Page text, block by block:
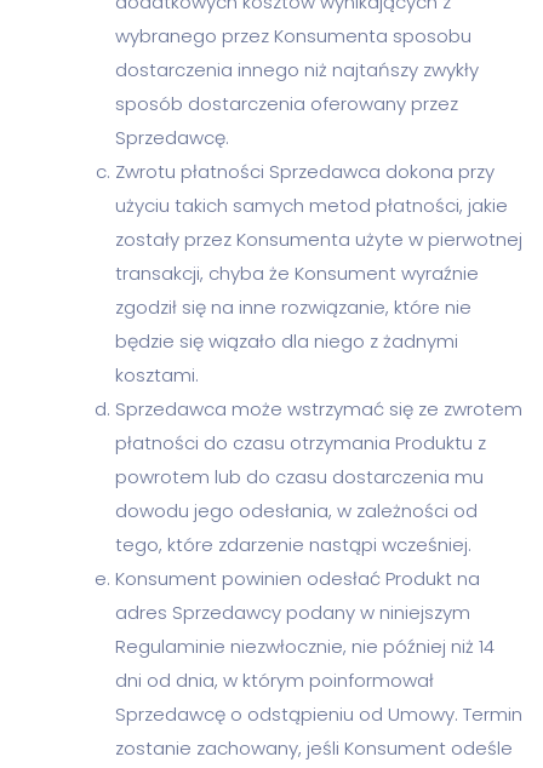
wybranego przez Konsumenta sposobu
dostarczenia innego niż najtańszy zwykły
sposób dostarczenia oferowany przez
Sprzedawcę.
Zwrotu płatności Sprzedawca dokona przy
użyciu takich samych metod płatności, jakie
zostały przez Konsumenta użyte w pierwotnej
transakcji, chyba że Konsument wyraźnie
zgodził się na inne rozwiązanie, które nie
będzie się wiązało dla niego z żadnymi
kosztami.
Sprzedawca może wstrzymać się ze zwrotem
płatności do czasu otrzymania Produktu z
powrotem lub do czasu dostarczenia mu
dowodu jego odesłania, w zależności od
tego, które zdarzenie nastąpi wcześniej.
Konsument powinien odesłać Produkt na
adres Sprzedawcy podany w niniejszym
Regulaminie niezwłocznie, nie później niż 14
dni od dnia, w którym poinformował
Sprzedawcę o odstąpieniu od Umowy. Termin
zostanie zachowany, jeśli Konsument odeśle